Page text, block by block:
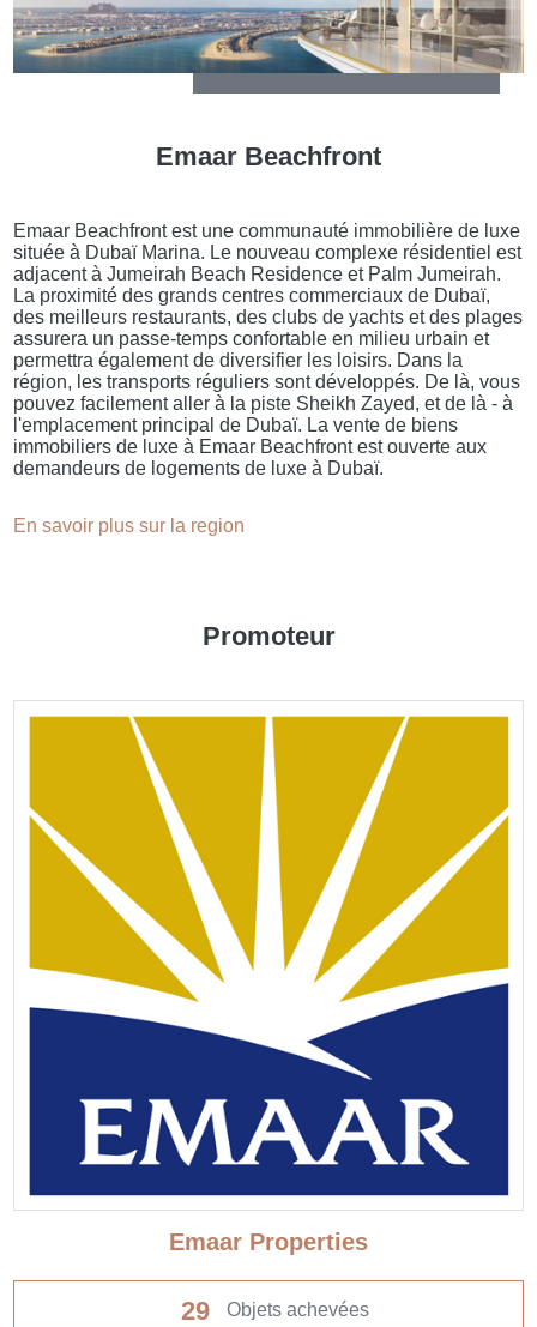
Emaar Beachfront
Emaar Beachfront est une communauté immobilière de luxe
située à Dubaï Marina. Le nouveau complexe résidentiel est
adjacent à Jumeirah Beach Residence et Palm Jumeirah.
La proximité des grands centres commerciaux de Dubaï,
des meilleurs restaurants, des clubs de yachts et des plages
assurera un passe-temps confortable en milieu urbain et
permettra également de diversifier les loisirs. Dans la
région, les transports réguliers sont développés. De là, vous
pouvez facilement aller à la piste Sheikh Zayed, et de là - à
l'emplacement principal de Dubaï. La vente de biens
immobiliers de luxe à Emaar Beachfront est ouverte aux
demandeurs de logements de luxe à Dubaï.
En savoir plus sur la region
Promoteur
Emaar Properties
29 Objets achevées